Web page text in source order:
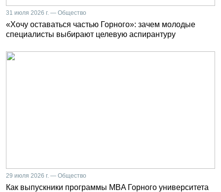
31 июля 2026 г. — Общество
«Хочу оставаться частью Горного»: зачем молодые
специалисты выбирают целевую аспирантуру
29 июля 2026 г. — Общество
Как выпускники программы MBA Горного университета